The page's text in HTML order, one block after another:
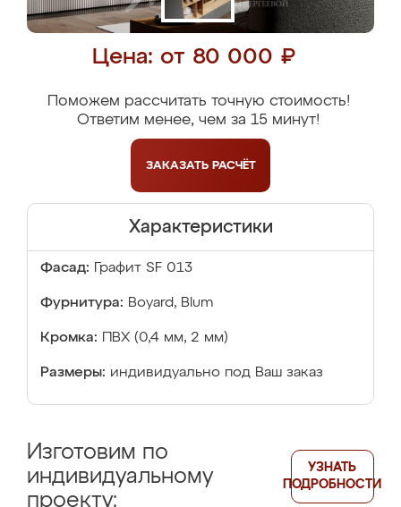
Цена: от 80 000 ₽
Поможем рассчитать точную стоимость!
Ответим менее, чем за 15 минут!
ЗАКАЗАТЬ РАСЧЁТ
Характеристики
Фасад: Графит SF 013
Фурнитура: Boyard, Blum
Кромка: ПВХ (0,4 мм, 2 мм)
Размеры: индивидуально под Ваш заказ
Изготовим по
индивидуальному
проекту:
УЗНАТЬ
ПОДРОБНОСТИ